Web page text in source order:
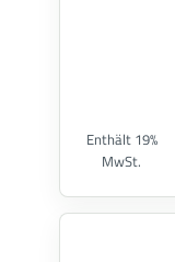
Enthält 19%
MwSt.